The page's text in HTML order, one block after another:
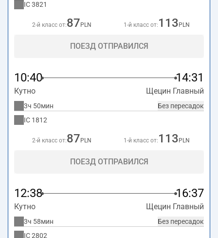
IC3821
2-й класс от:87 PLN 1-й класс от: 113 PLN
ПОЕЗД ОТПРАВИЛСЯ
10:40 14:31
Кутно Щецин Главный
Без пересадок
3ч 50мин
IC 1812
2-й класс от:87 PLN 1-й класс от: 113 PLN
ПОЕЗД ОТПРАВИЛСЯ
12:38 16:37
Кутно Щецин Главный
Без пересадок
3ч 58мин
IC2802